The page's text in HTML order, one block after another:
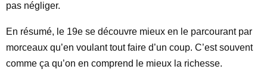
pas négliger.
En résumé, le 19e se découvre mieux en le parcourant par
morceaux qu’en voulant tout faire d’un coup. C’est souvent
comme ça qu’on en comprend le mieux la richesse.